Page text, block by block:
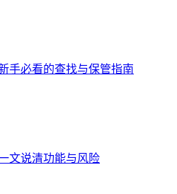
手必看的查找与保管指南
文说清功能与风险